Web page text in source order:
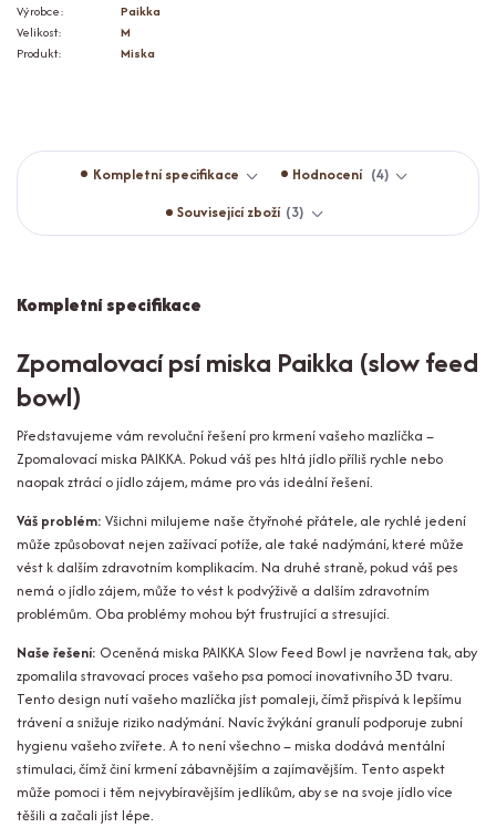
Výrobce:
Paikka
Velikost:
M
Produkt:
Miska
Kompletní specifikace Hodnocení
4
Související zboží 3
Kompletní specifikace
Zpomalovací psí miska Paikka (slow feed
bowl)
Představujeme vám revoluční řešení pro krmení vašeho mazlíčka –
Zpomalovací miska PAIKKA. Pokud váš pes hltá jídlo příliš rychle nebo
naopak ztrácí o jídlo zájem, máme pro vás ideální řešení.
Váš problém: Všichni milujeme naše čtyřnohé přátele, ale rychlé jedení
může způsobovat nejen zažívací potíže, ale také nadýmání, které může
vést k dalším zdravotním komplikacím. Na druhé straně, pokud váš pes
nemá o jídlo zájem, může to vést k podvýživě a dalším zdravotním
problémům. Oba problémy mohou být frustrující a stresující.
Naše řešení: Oceněná miska PAIKKA Slow Feed Bowl je navržena tak, aby
zpomalila stravovací proces vašeho psa pomocí inovativního 3D tvaru.
Tento design nutí vašeho mazlíčka jíst pomaleji, čímž přispívá k lepšímu
trávení a snižuje riziko nadýmání. Navíc žvýkání granulí podporuje zubní
hygienu vašeho zvířete. A to není všechno – miska dodává mentální
stimulaci, čímž činí krmení zábavnějším a zajímavějším. Tento aspekt
může pomoci i těm nejvybíravějším jedlíkům, aby se na svoje jídlo více
těšili a začali jíst lépe.